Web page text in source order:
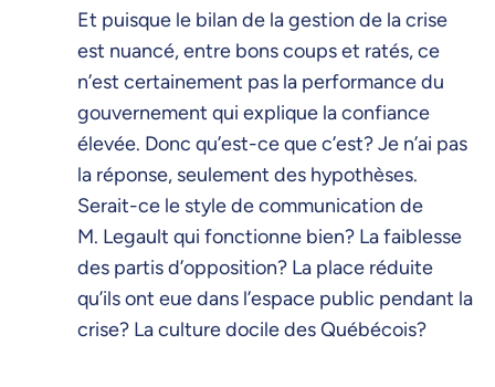
Et puisque le bilan de la gestion de la crise
est nuancé, entre bons coups et ratés, ce
n’est certainement pas la performance du
gouvernement qui explique la confiance
élevée. Donc qu’est-ce que c’est? Je n’ai pas
la réponse, seulement des hypothèses.
Serait-ce le style de communication de
M. Legault qui fonctionne bien? La faiblesse
des partis d’opposition? La place réduite
qu’ils ont eue dans l’espace public pendant la
crise? La culture docile des Québécois?